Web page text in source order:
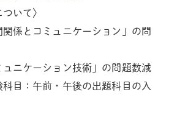
いて〉
係とコミュニケーション」の問
ニケーション技術」の問題数減
目：午前・午後の出題科目の入